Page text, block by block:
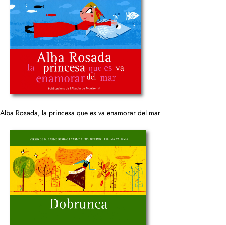
Alba Rosada, la princesa que es va enamorar del mar